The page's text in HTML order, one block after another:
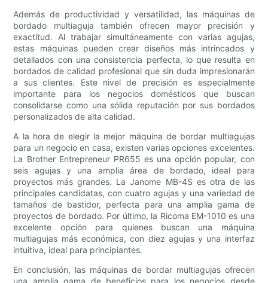
Además de productividad y versatilidad, las máquinas de
bordado multiaguja también ofrecen mayor precisión y
exactitud. Al trabajar simultáneamente con varias agujas,
estas máquinas pueden crear diseños más intrincados y
detallados con una consistencia perfecta, lo que resulta en
bordados de calidad profesional que sin duda impresionarán
a sus clientes. Este nivel de precisión es especialmente
importante para los negocios domésticos que buscan
consolidarse como una sólida reputación por sus bordados
personalizados de alta calidad.
A la hora de elegir la mejor máquina de bordar multiagujas
para un negocio en casa, existen varias opciones excelentes.
La Brother Entrepreneur PR655 es una opción popular, con
seis agujas y una amplia área de bordado, ideal para
proyectos más grandes. La Janome MB-4S es otra de las
principales candidatas, con cuatro agujas y una variedad de
tamaños de bastidor, perfecta para una amplia gama de
proyectos de bordado. Por último, la Ricoma EM-1010 es una
excelente opción para quienes buscan una máquina
multiagujas más económica, con diez agujas y una interfaz
intuitiva, ideal para principiantes.
En conclusión, las máquinas de bordar multiagujas ofrecen
una amplia gama de beneficios para los negocios desde